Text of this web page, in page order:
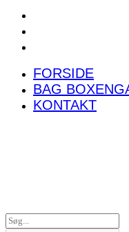
FORSIDE
BAG
KONTAKT